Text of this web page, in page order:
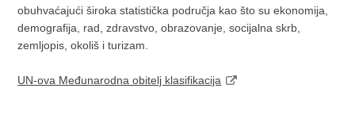
obuhvaćajući široka statistička područja kao što su ekonomija,
demografija, rad, zdravstvo, obrazovanje, socijalna skrb,
zemljopis, okoliš i turizam.
UN-ova Međunarodna obitelj klasifikacija